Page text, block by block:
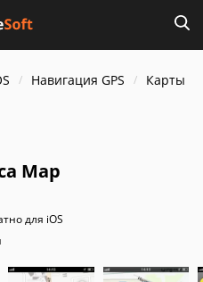
Навигация GPS
Карты
Map
для iOS